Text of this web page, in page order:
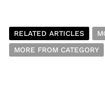
RELATED ARTICLES
MORE FROM CATEGORY